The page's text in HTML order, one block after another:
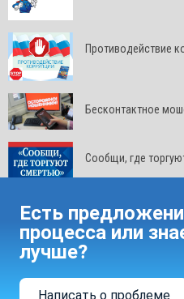
Противодействие
Бесконтактное
Сообщи, где
Есть
процесса или
лучше?
Написать о проблеме